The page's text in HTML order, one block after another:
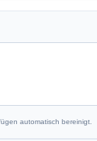
automatisch bereinigt.